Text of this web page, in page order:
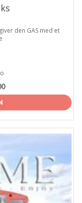
den GAS med et